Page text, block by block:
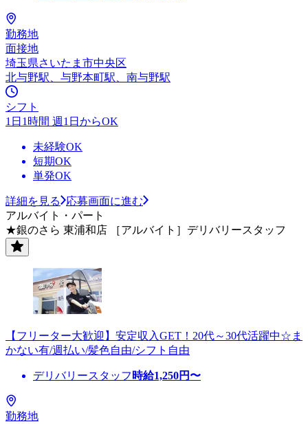
勤務地
面接地
埼玉県さいたま市中央区
北与野駅、与野本町駅、南与野駅
シフト
1日1時間 週1日からOK
未経験OK
短期OK
単発OK
詳細を見る
応募画面に進む
アルバイト・パート
★銀のさら 東浦和店 ［アルバイト］デリバリースタッフ
【フリーター大歓迎】安定収入GET！20代～30代活躍中☆ま
かない有/週払い/髪色自由/シフト自由
デリバリースタッフ 時給1,250円〜
勤務地